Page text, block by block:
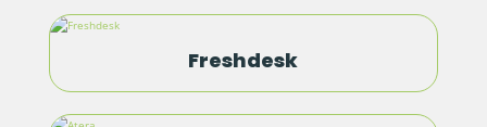
Freshdesk